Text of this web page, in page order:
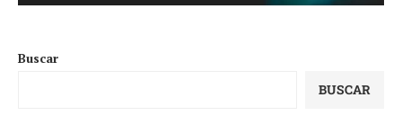
Buscar
BUSCAR